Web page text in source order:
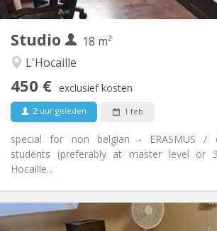
Studio
18 m²
L'Hocaille
450 € exclusief kosten
2 uur geleden 1 feb
special for non belgian - ERASMUS /
students (preferably at master level or
Hocaille...